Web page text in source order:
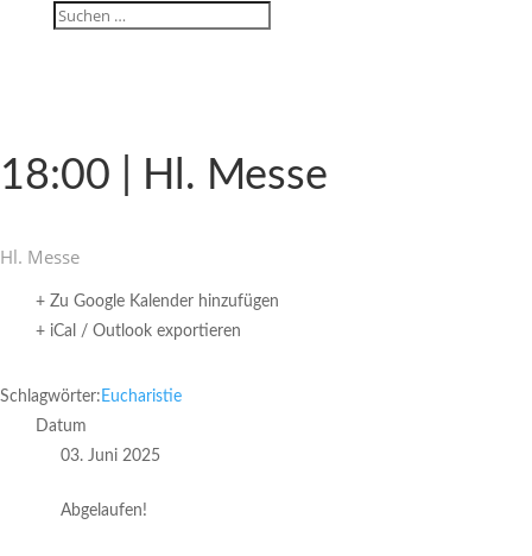
18:00 | Hl. Messe
Hl. Messe
+ Zu Google Kalender hinzufügen
+ iCal / Outlook exportieren
Schlagwörter: Eucharistie
Datum
03. Juni 2025
Abgelaufen!